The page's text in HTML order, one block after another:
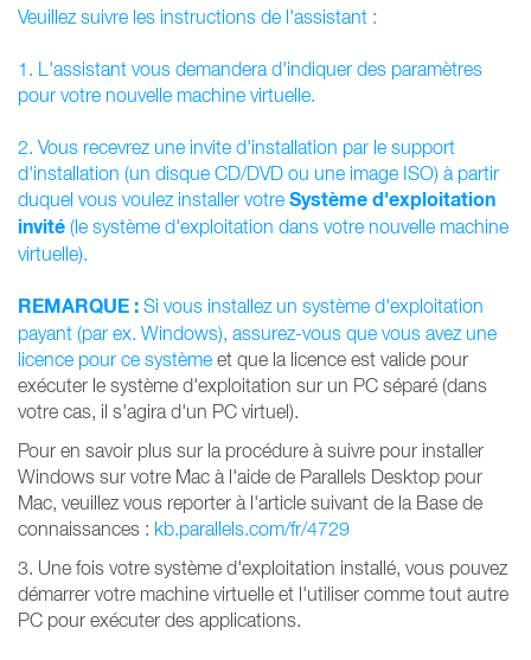
Veuillez suivre les instructions de l'assistant :
1. L'assistant vous demandera d'indiquer des paramètres
pour votre nouvelle machine virtuelle.
2. Vous recevrez une invite d'installation par le support
d'installation (un disque CD/DVD ou une image ISO) à partir
duquel vous voulez installer votre Système d'exploitation
invité (le système d'exploitation dans votre nouvelle machine
virtuelle).
REMARQUE : Si vous installez un système d'exploitation
payant (par ex. Windows), assurez-vous que vous avez une
licence pour ce système et que la licence est valide pour
exécuter le système d'exploitation sur un PC séparé (dans
votre cas, il s'agira d'un PC virtuel).
Pour en savoir plus sur la procédure à suivre pour installer
Windows sur votre Mac à l'aide de Parallels Desktop pour
Mac, veuillez vous reporter à l'article suivant de la Base de
connaissances : kb.parallels.com/fr/4729
3. Une fois votre système d'exploitation installé, vous pouvez
démarrer votre machine virtuelle et l'utiliser comme tout autre
PC pour exécuter des applications.